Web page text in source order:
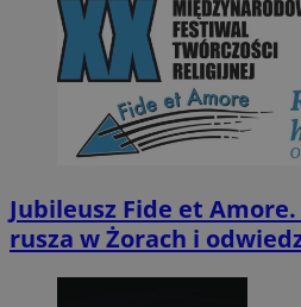
Jubileusz Fide et
rusza w Żorach i